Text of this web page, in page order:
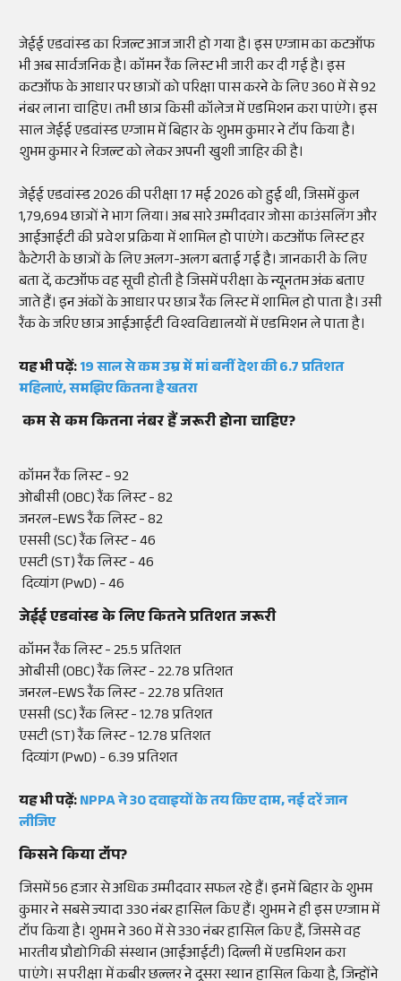
जेईई एडवांस्ड का रिजल्ट आज जारी हो गया है। इस एग्जाम का कटऑफ
भी अब सार्वजनिक है। कॉमन रैंक लिस्ट भी जारी कर दी गई है। इस
कटऑफ के आधार पर छात्रों को परिक्षा पास करने के लिए 360 में से 92
नंबर लाना चाहिए। तभी छात्र किसी कॉलेज में एडमिशन करा पाएंगे। इस
साल जेईई एडवांस्ड एग्जाम में बिहार के शुभम कुमार ने टॉप किया है।
शुभम कुमार ने रिजल्ट को लेकर अपनी खुशी जाहिर की है।
जेईई एडवांस्ड 2026 की परीक्षा 17 मई 2026 को हुई थी, जिसमें कुल
1,79,694 छात्रों ने भाग लिया। अब सारे उम्मीदवार जोसा काउंसलिंग और
आईआईटी की प्रवेश प्रक्रिया में शामिल हो पाएंगे। कटऑफ लिस्ट हर
कैटेगरी के छात्रों के लिए अलग-अलग बताई गई है। जानकारी के लिए
बता दें, कटऑफ वह सूची होती है जिसमें परीक्षा के न्यूनतम अंक बताए
जाते हैं। इन अंकों के आधार पर छात्र रैंक लिस्ट में शामिल हो पाता है। उसी
रैंक के जरिए छात्र आईआईटी विश्वविद्यालयों में एडमिशन ले पाता है।
यह भी पढ़ें:19 साल से कम उम्र में मां बनीं देश की 6.7 प्रतिशत
महिलाएं, समझिए कितना है खतरा
कम से कम कितना नंबर हैं जरूरी होना चाहिए?
कॉमन रैंक लिस्ट - 92
ओबीसी (OBC) रैंक लिस्ट - 82
जनरल-EWS रैंक लिस्ट - 82
एससी (SC) रैंक लिस्ट - 46
एसटी (ST) रैंक लिस्ट - 46
दिव्यांग (PwD) - 46
जेईई एडवांस्ड के लिए कितने प्रतिशत जरूरी
कॉमन रैंक लिस्ट - 25.5 प्रतिशत
ओबीसी (OBC) रैंक लिस्ट - 22.78 प्रतिशत
जनरल-EWS रैंक लिस्ट - 22.78 प्रतिशत
एससी (SC) रैंक लिस्ट - 12.78 प्रतिशत
एसटी (ST) रैंक लिस्ट - 12.78 प्रतिशत
दिव्यांग (PwD) - 6.39 प्रतिशत
यह भी पढ़ें:NPPA ने 30 दवाइयों के तय किए दाम, नई दरें जान
लीजिए
किसने किया टॉप?
जिसमें 56 हजार से अधिक उम्मीदवार सफल रहे हैं। इनमें बिहार के शुभम
कुमार ने सबसे ज्यादा 330 नंबर हासिल किए हैं। शुभम ने ही इस एग्जाम में
टॉप किया है। शुभम ने 360 में से 330 नंबर हासिल किए हैं, जिससे वह
भारतीय प्रौद्योगिकी संस्थान (आईआईटी) दिल्ली में एडमिशन करा